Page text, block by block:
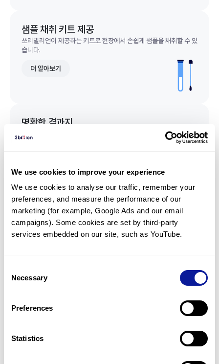
We use cookies to improve your experience
We use cookies to analyse our traffic, remember your
preferences, and measure the performance of our
marketing (for example, Google Ads and our email
campaigns). Some cookies are set by third-party
services embedded on our site, such as YouTube.
Selection
Necessary
Preferences
Statistics
샘플 채취 키트 제공
쓰리빌리언이 제공하는 키트로 현장에서 손쉽게 샘플을 채취할 수 있
습니다.
더 알아보기
명확한 결과지
임상유전학팀과 소통
궁금한 점을 임상유전학팀과 직접 논의 할 수 있습니다.
문의하기
미진단된 경우에 재분석을 통해 후속 케어를 받을 수 있습니다.
최신 유전학 정보 제공
블로그와 뉴스레터를 통해 최신 유전학 정보를 제공해 드립니다.